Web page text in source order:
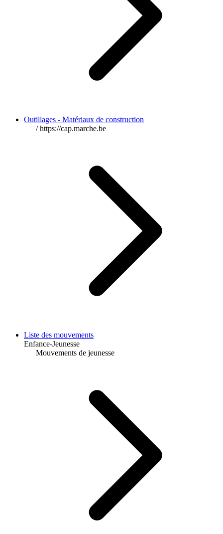
Outillages - Matériaux de construction
/ https://cap.marche.be
Liste des mouvements
Enfance-Jeunesse
Mouvements de jeunesse